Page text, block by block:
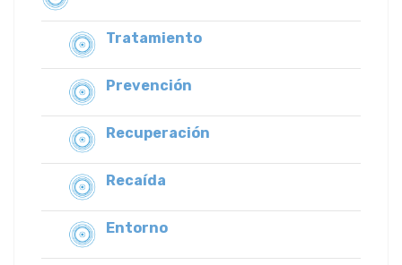
Tratamiento
Prevención
Recuperación
Recaída
Entorno